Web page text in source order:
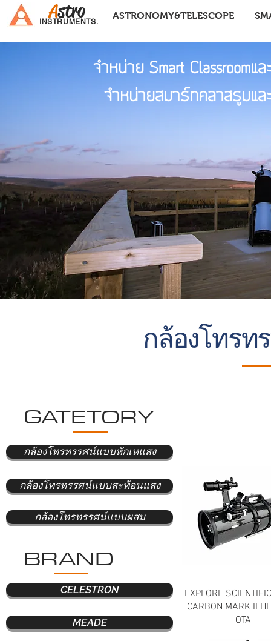
Astro
INSTRUMENTS.
ASTRONOMY&TELESCOPE
จำหน่าย Smart Classroom
จำหน่ายสมาร์ทคลาสรูมแ
กล้องโทรท
กล้องโทรทรรศน์แบบหักเหแสง
กล้องโทรทรรศน์แบบสะท้อนแสง
กล้องโทรทรรศน์แบบผสม
CELESTRON
MEADE
EXPLORE
CARBON MARK II
OTA
GATETORY
BRAND